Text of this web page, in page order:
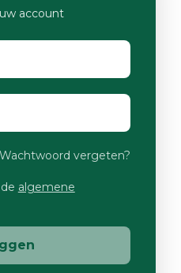
account
Wachtwoord vergeten?
algemene